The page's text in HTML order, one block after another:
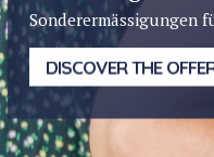
Sonderermässigungen
DISCOVER THE